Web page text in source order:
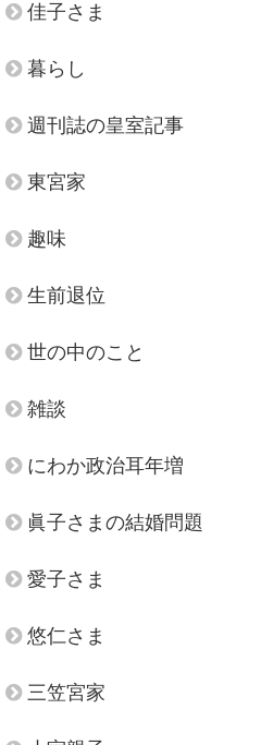
佳子さま
暮らし
週刊誌の皇室記事
東宮家
趣味
生前退位
世の中のこと
雑談
にわか政治耳年増
眞子さまの結婚問題
愛子さま
悠仁さま
三笠宮家